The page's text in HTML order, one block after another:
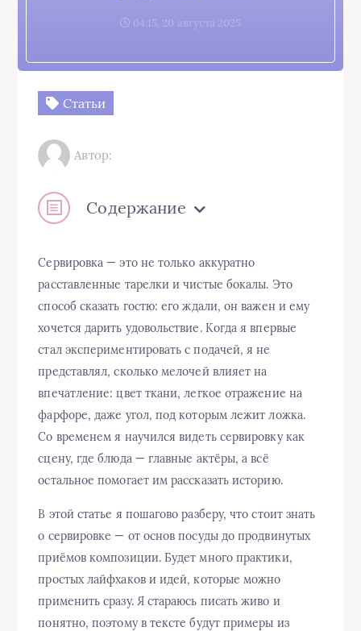
04:15, 20 августа 2025
Статьи
Автор:
Содержание
Сервировка — это не только аккуратно
расставленные тарелки и чистые бокалы. Это
способ сказать гостю: его ждали, он важен и ему
хочется дарить удовольствие. Когда я впервые
стал экспериментировать с подачей, я не
представлял, сколько мелочей влияет на
впечатление: цвет ткани, легкое отражение на
фарфоре, даже угол, под которым лежит ложка.
Со временем я научился видеть сервировку как
сцену, где блюда — главные актёры, а всё
остальное помогает им рассказать историю.
В этой статье я пошагово разберу, что стоит знать
о сервировке — от основ посуды до продвинутых
приёмов композиции. Будет много практики,
простых лайфхаков и идей, которые можно
применить сразу. Я стараюсь писать живо и
понятно, поэтому в тексте будут примеры из